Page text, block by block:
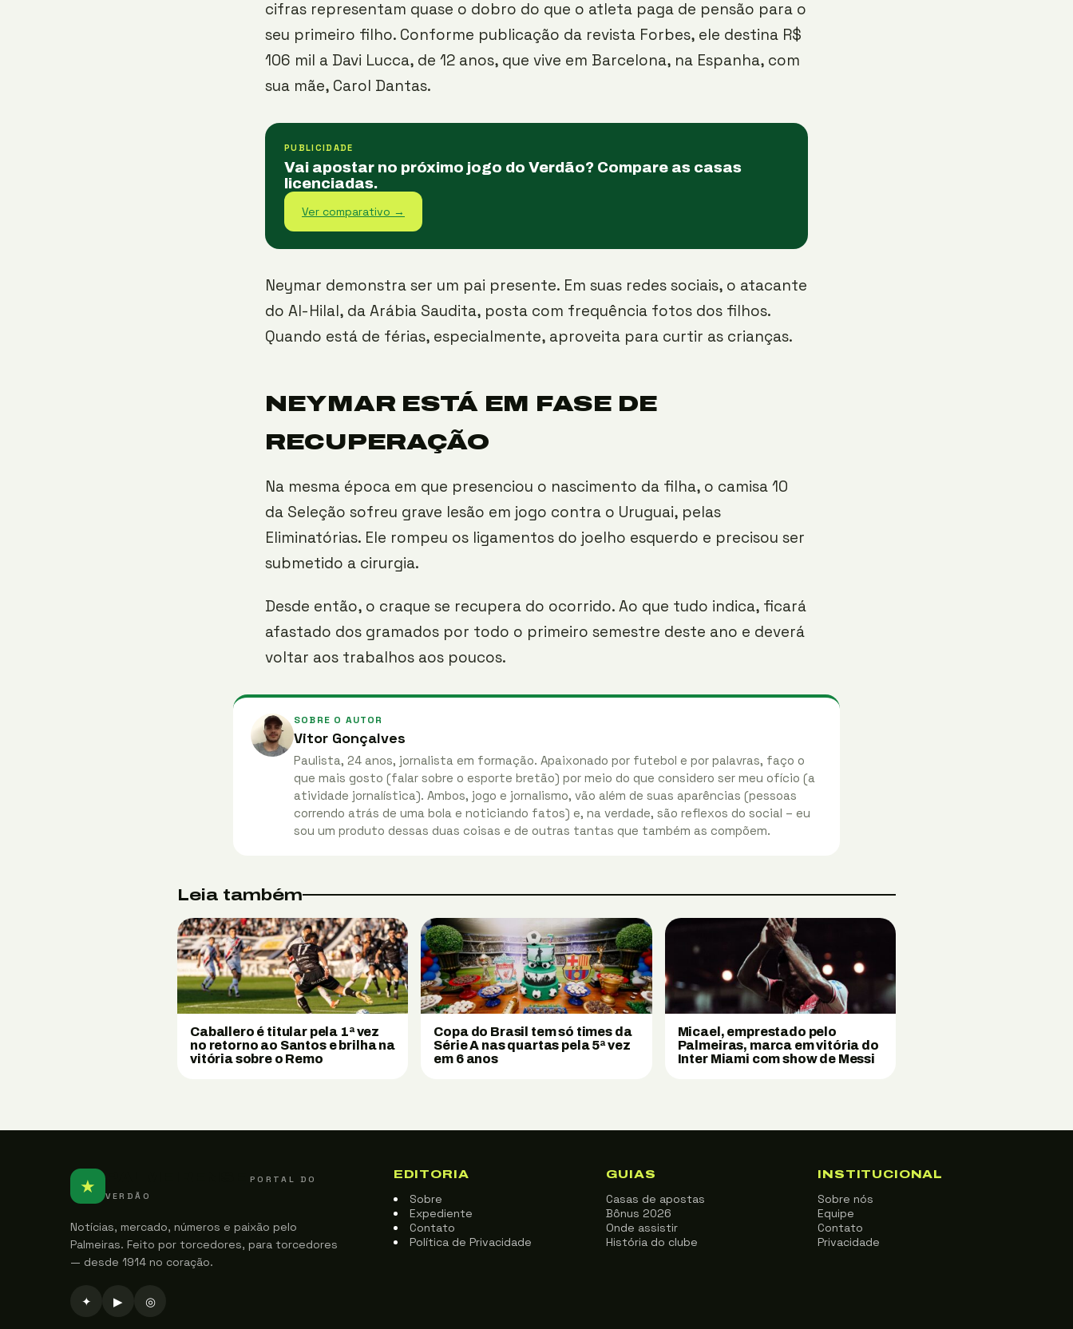
cifras representam quase o dobro do que o atleta paga de pensão para o
seu primeiro filho. Conforme publicação da revista Forbes, ele destina R$
106 mil a Davi Lucca, de 12 anos, que vive em Barcelona, na Espanha, com
sua mãe, Carol Dantas.
PUBLICIDADE
Vai apostar no próximo jogo do Verdão? Compare as casas
licenciadas.
Ver comparativo →
Neymar demonstra ser um pai presente. Em suas redes sociais, o atacante
do Al-Hilal, da Arábia Saudita, posta com frequência fotos dos filhos.
Quando está de férias, especialmente, aproveita para curtir as crianças.
NEYMAR ESTÁ EM FASE DE
RECUPERAÇÃO
Na mesma época em que presenciou o nascimento da filha, o camisa 10
da Seleção sofreu grave lesão em jogo contra o Uruguai, pelas
Eliminatórias. Ele rompeu os ligamentos do joelho esquerdo e precisou ser
submetido a cirurgia.
Desde então, o craque se recupera do ocorrido. Ao que tudo indica, ficará
afastado dos gramados por todo o primeiro semestre deste ano e deverá
voltar aos trabalhos aos poucos.
SOBRE O AUTOR
Vitor Gonçalves
Paulista, 24 anos, jornalista em formação. Apaixonado por futebol e por palavras, faço o
que mais gosto (falar sobre o esporte bretão) por meio do que considero ser meu ofício (a
atividade jornalística). Ambos, jogo e jornalismo, vão além de suas aparências (pessoas
correndo atrás de uma bola e noticiando fatos) e, na verdade, são reflexos do social – eu
sou um produto dessas duas coisas e de outras tantas que também as compõem.
Leia também
Caballero é titular pela 1ª vez
no retorno ao Santos e brilha na
vitória sobre o Remo
Copa do Brasil tem só times da
Série A nas quartas pela 5ª vez
em 6 anos
Micael, emprestado pelo
Palmeiras, marca em vitória do
Inter Miami com show de Messi
★
PORTAL DO
VERDÃO
Notícias, mercado, números e paixão pelo
Palmeiras. Feito por torcedores, para torcedores
— desde 1914 no coração.
✦ ▶ ◎
EDITORIA
Sobre
Expediente
Contato
Política de Privacidade
GUIAS
Casas de apostas
Bônus 2026
Onde assistir
História do clube
INSTITUCIONAL
Sobre nós
Equipe
Contato
Privacidade